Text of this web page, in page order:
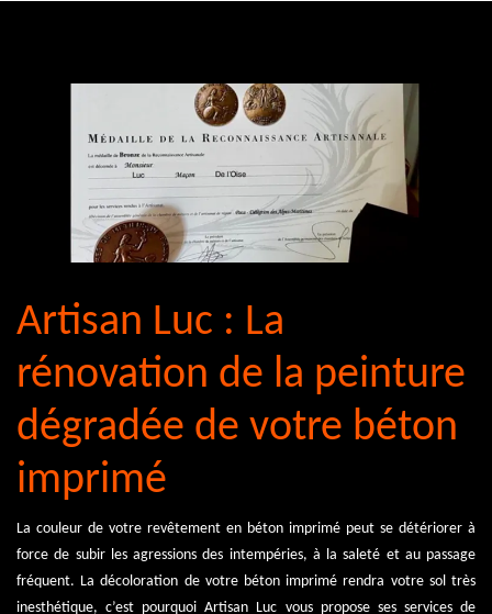
Artisan Luc : La
rénovation de la peinture
dégradée de votre béton
imprimé
La couleur de votre revêtement en béton imprimé peut se détériorer à
force de subir les agressions des intempéries, à la saleté et au passage
fréquent. La décoloration de votre béton imprimé rendra votre sol très
inesthétique, c’est pourquoi Artisan Luc vous propose ses services de